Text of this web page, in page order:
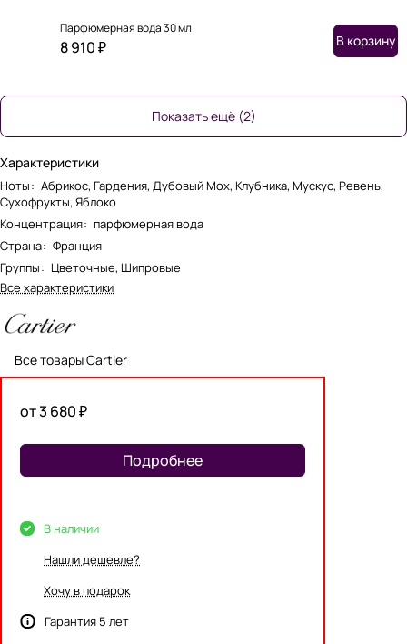
Парфюмерная вода 30 мл
8 910 ₽ В корзину
Показать ещё (2)
Характеристики
Ноты: Абрикос, Гардения, Дубовый Мох, Клубника, Мускус, Ревень,
Сухофрукты, Яблоко
Концентрация: парфюмерная вода
Страна: Франция
Группы: Цветочные, Шипровые
Все характеристики
Все товары Cartier
от 3 680 ₽
Подробнее
В наличии
Нашли дешевле?
Хочу в подарок
Гарантия 5 лет